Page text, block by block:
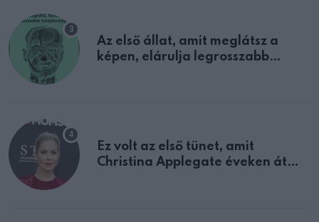
Az első állat, amit meglátsz a
képen, elárulja legrosszabb
Ez volt az első tünet, amit
Christina Applegate éveken át